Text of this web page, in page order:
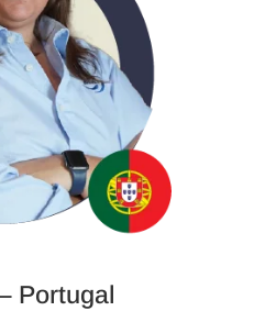
Portugal